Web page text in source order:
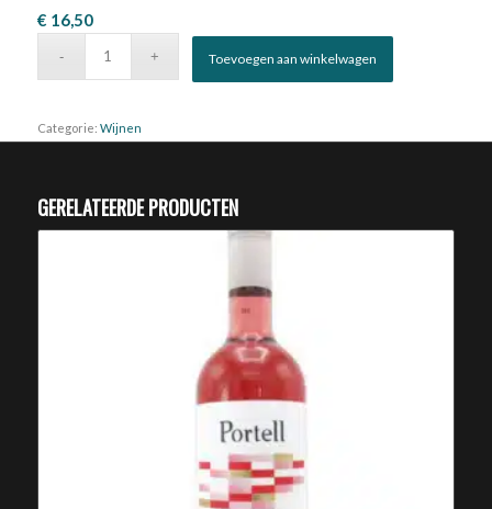
€ 16,50
Toevoegen aan winkelwagen
Categorie: Wijnen
GERELATEERDE PRODUCTEN